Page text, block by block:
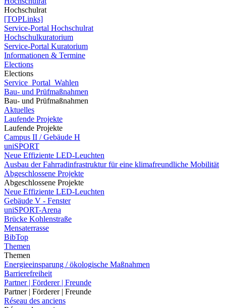
Hochschulrat
[TOPLinks]
Service-Portal Hochschulrat
Hochschulkuratorium
Service-Portal Kuratorium
Informationen & Termine
Elections
Elections
Service_Portal_Wahlen
Bau- und Prüfmaßnahmen
Bau- und Prüfmaßnahmen
Aktuelles
Laufende Projekte
Laufende Projekte
Campus II / Gebäude H
uniSPORT
Neue Effiziente LED-Leuchten
Ausbau der Fahrradinfrastruktur für eine klimafreundliche Mobilität
Abgeschlossene Projekte
Abgeschlossene Projekte
Neue Effiziente LED-Leuchten
Gebäude V - Fenster
uniSPORT-Arena
Brücke Kohlenstraße
Mensaterrasse
BibTop
Themen
Themen
Energieeinsparung / ökologische Maßnahmen
Barrierefreiheit
Partner | Förderer | Freunde
Partner | Förderer | Freunde
Réseau des anciens